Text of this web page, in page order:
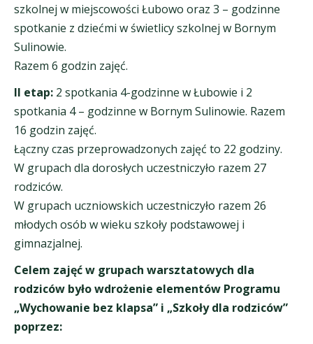
szkolnej w miejscowości Łubowo oraz 3 – godzinne
spotkanie z dziećmi w świetlicy szkolnej w Bornym
Sulinowie.
Razem 6 godzin zajęć.
II etap: 2 spotkania 4-godzinne w Łubowie i 2
spotkania 4 – godzinne w Bornym Sulinowie. Razem
16 godzin zajęć.
Łączny czas przeprowadzonych zajęć to 22 godziny.
W grupach dla dorosłych uczestniczyło razem 27
rodziców.
W grupach uczniowskich uczestniczyło razem 26
młodych osób w wieku szkoły podstawowej i
gimnazjalnej.
Celem zajęć w grupach warsztatowych dla
rodziców było wdrożenie elementów Programu
„Wychowanie bez klapsa” i „Szkoły dla rodziców”
poprzez: